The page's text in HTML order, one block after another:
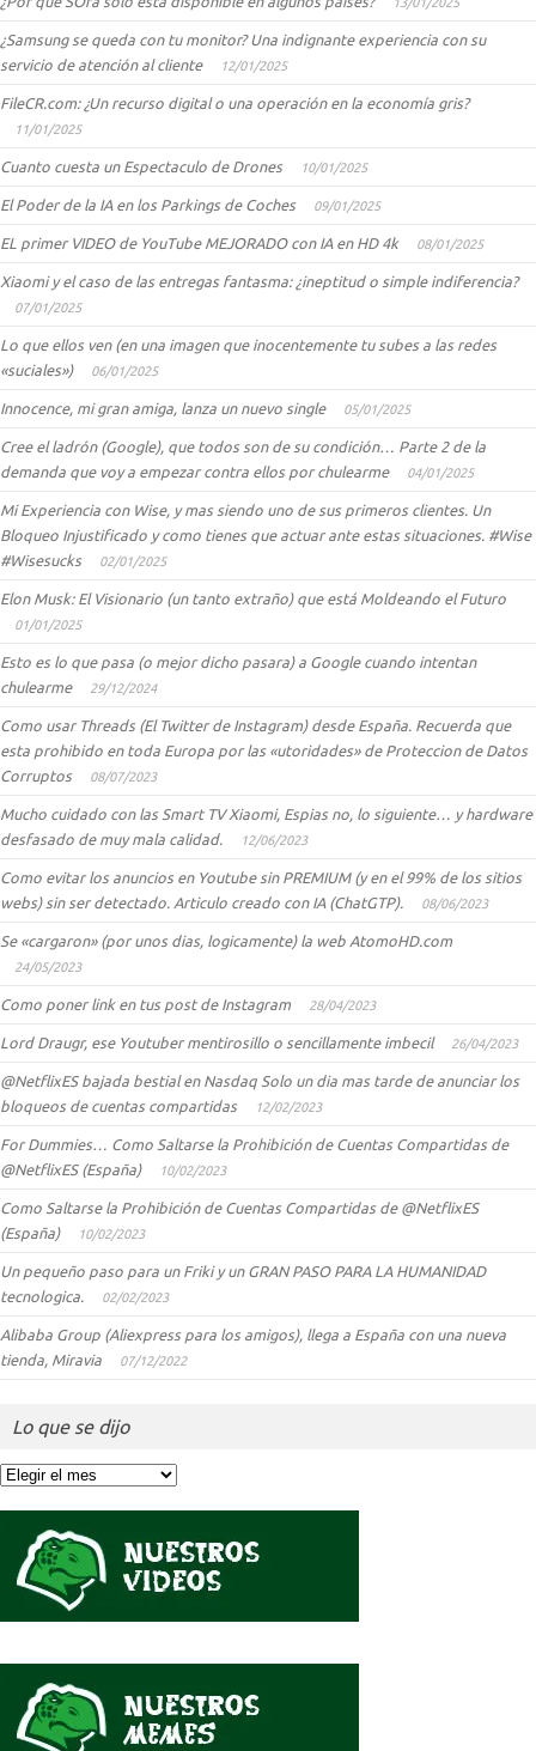
¿Samsung se queda con tu monitor? Una indignante experiencia con su
servicio de atención al cliente
12/01/2025
FileCR.com: ¿Un recurso digital o una operación en la economía gris?
11/01/2025
Cuanto cuesta un Espectaculo de Drones 10/01/2025
El Poder de la IA en los Parkings de Coches 09/01/2025
EL primer VIDEO de YouTube MEJORADO con IA en HD 4k 08/01/2025
Xiaomi y el caso de las entregas fantasma: ¿ineptitud o simple indiferencia?
07/01/2025
Lo que ellos ven (en una imagen que inocentemente tu subes a las redes
«suciales»)
06/01/2025
Innocence, mi gran amiga, lanza un nuevo single 05/01/2025
Cree el ladrón (Google), que todos son de su condición… Parte 2 de la
demanda que voy a empezar contra ellos por chulearme
04/01/2025
Mi Experiencia con Wise, y mas siendo uno de sus primeros clientes. Un
Bloqueo Injustificado y como tienes que actuar ante estas situaciones. #Wise
#Wisesucks
02/01/2025
Elon Musk: El Visionario (un tanto extraño) que está Moldeando el Futuro
01/01/2025
Esto es lo que pasa (o mejor dicho pasara) a Google cuando intentan
chulearme
29/12/2024
Como usar Threads (El Twitter de Instagram) desde España. Recuerda que
esta prohibido en toda Europa por las «utoridades» de Proteccion de Datos
Corruptos
08/07/2023
Mucho cuidado con las Smart TV Xiaomi, Espias no, lo siguiente… y hardware
desfasado de muy mala calidad.
12/06/2023
Como evitar los anuncios en Youtube sin PREMIUM (y en el 99% de los sitios
webs) sin ser detectado. Articulo creado con IA (ChatGTP).
08/06/2023
Se «cargaron» (por unos dias, logicamente) la web AtomoHD.com
24/05/2023
Como poner link en tus post de Instagram 28/04/2023
Lord Draugr, ese Youtuber mentirosillo o sencillamente imbecil 26/04/2023
@NetflixES bajada bestial en Nasdaq Solo un dia mas tarde de anunciar los
bloqueos de cuentas compartidas
12/02/2023
For Dummies… Como Saltarse la Prohibición de Cuentas Compartidas de
@NetflixES (España)
10/02/2023
Como Saltarse la Prohibición de Cuentas Compartidas de @NetflixES
(España)
10/02/2023
Un pequeño paso para un Friki y un GRAN PASO PARA LA HUMANIDAD
tecnologica.
02/02/2023
Alibaba Group (Aliexpress para los amigos), llega a España con una nueva
tienda, Miravia
07/12/2022
Lo que se dijo
Lo